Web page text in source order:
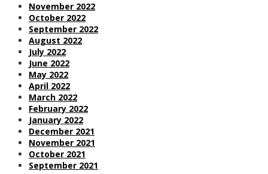
November 2022
October 2022
September 2022
August 2022
July 2022
June 2022
May 2022
April 2022
March 2022
February 2022
January 2022
December 2021
November 2021
October 2021
September 2021